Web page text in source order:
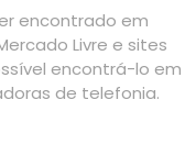
encontrado em
Livre e sites
encontrá-lo em
de telefonia.